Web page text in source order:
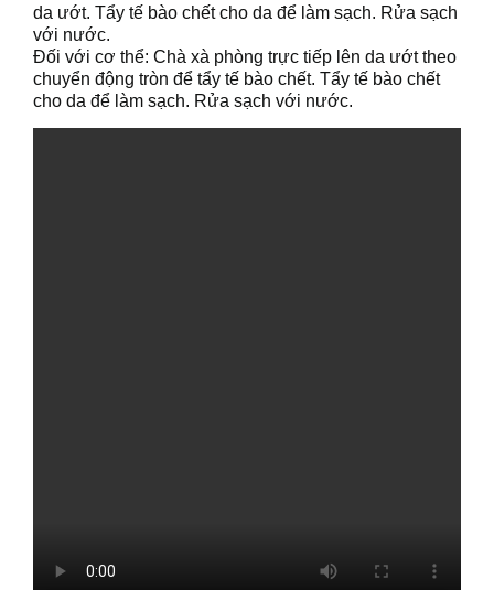
da ướt. Tẩy tế bào chết cho da để làm sạch. Rửa sạch
với nước.
Đối với cơ thể: Chà xà phòng trực tiếp lên da ướt theo
chuyển động tròn để tẩy tế bào chết. Tẩy tế bào chết
cho da để làm sạch. Rửa sạch với nước.